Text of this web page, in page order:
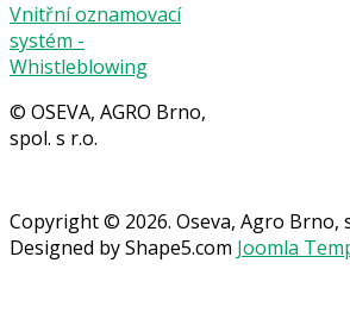
Vnitřní oznamovací
systém -
Whistleblowing
© OSEVA, AGRO Brno,
spol. s r.o.
Copyright © 2026. Oseva, Agro Brno,
Designed by Shape5.com Joomla